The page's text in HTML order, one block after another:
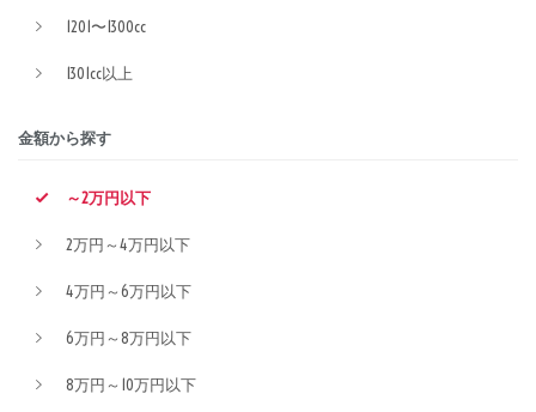
1201〜1300cc
1301cc以上
金額から探す
～2万円以下
2万円～4万円以下
4万円～6万円以下
6万円～8万円以下
8万円～10万円以下